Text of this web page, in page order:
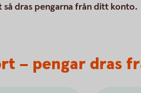
dras pengarna från ditt konto.
– pengar dras